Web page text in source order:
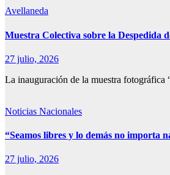
Avellaneda
Muestra Colectiva sobre la Despedida
27 julio, 2026
La inauguración de la muestra
Noticias Nacionales
“Seamos libres y lo demás no importa
27 julio, 2026